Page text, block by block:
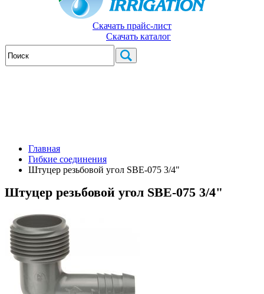
Скачать прайс-лист
Скачать каталог
Главная
Гибкие соединения
Штуцер резьбовой угол SBE-075 3/4"
Штуцер резьбовой угол SBE-075 3/4"